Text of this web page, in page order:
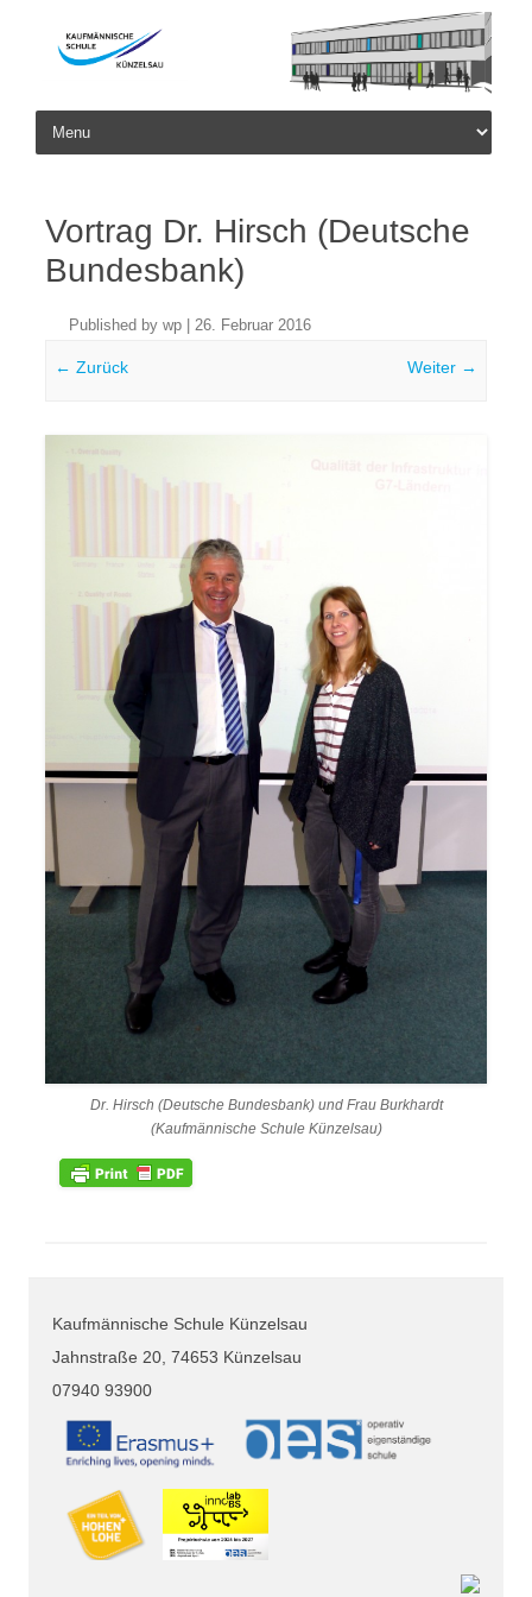
Skip to content
Vortrag Dr. Hirsch (Deutsche
Bundesbank)
Published by wp 26. Februar 2016
← Zurück Weiter →
Dr. Hirsch (Deutsche Bundesbank) und Frau Burkhardt
(Kaufmännische Schule Künzelsau)
Kaufmännische Schule Künzelsau
Jahnstraße 20, 74653 Künzelsau
07940 93900